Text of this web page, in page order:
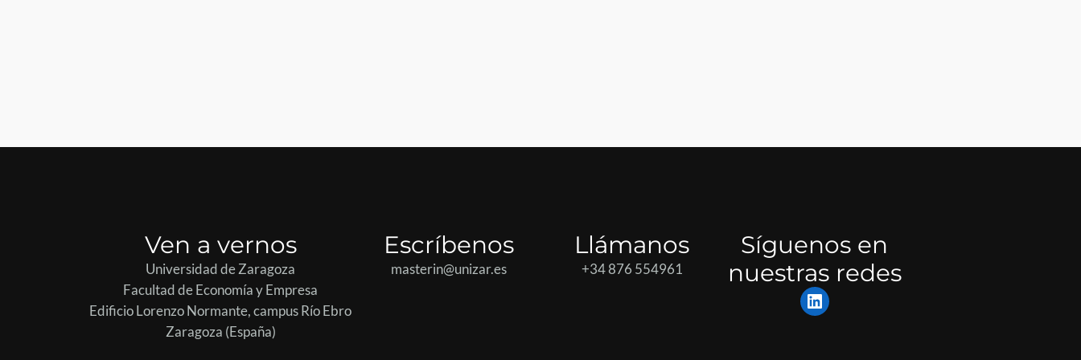
Ven a vernos
Universidad de Zaragoza
Facultad de Economía y Empresa
Edificio Lorenzo Normante, campus Río Ebro
Zaragoza (España)
Escríbenos
masterin@unizar.es
Llámanos
+34 876 554961
Síguenos en
nuestras redes
LinkedIn